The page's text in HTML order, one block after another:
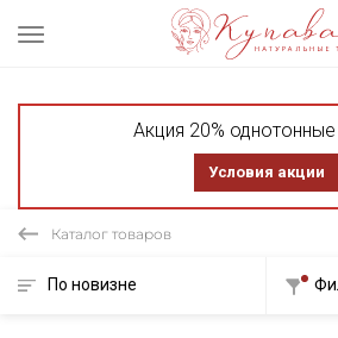
Акция 20% однотонные
Условия акции
Каталог товаров
По новизне